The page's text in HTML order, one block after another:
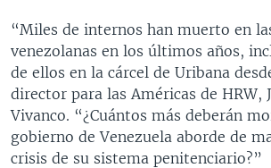
“Miles de internos han muerto en
venezolanas en los últimos años,
de ellos en la cárcel de Uribana
director para las Américas de HRW,
Vivanco. “¿Cuántos más deberán
gobierno de Venezuela aborde de
crisis de su sistema penitenciario?”